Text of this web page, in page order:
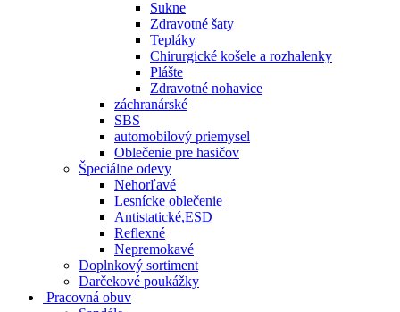
Sukne
Zdravotné šaty
Tepláky
Chirurgické košele a rozhalenky
Plášte
Zdravotné nohavice
záchranárské
SBS
automobilový priemysel
Oblečenie pre hasičov
Špeciálne odevy
Nehorľavé
Lesnícke oblečenie
Antistatické,ESD
Reflexné
Nepremokavé
Doplnkový sortiment
Darčekové poukážky
Pracovná obuv